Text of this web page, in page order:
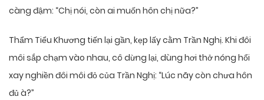
càng đậm: “Chị nói, còn ai muốn hôn chị nữa?”
Thẩm Tiểu Khương tiến lại gần, kẹp lấy cằm Trần Nghị. Khi đôi
môi sắp chạm vào nhau, cô dừng lại, dùng hơi thở nóng hổi
xay nghiền đôi môi đỏ của Trần Nghị: “Lúc nãy còn chưa hôn
đủ à?”